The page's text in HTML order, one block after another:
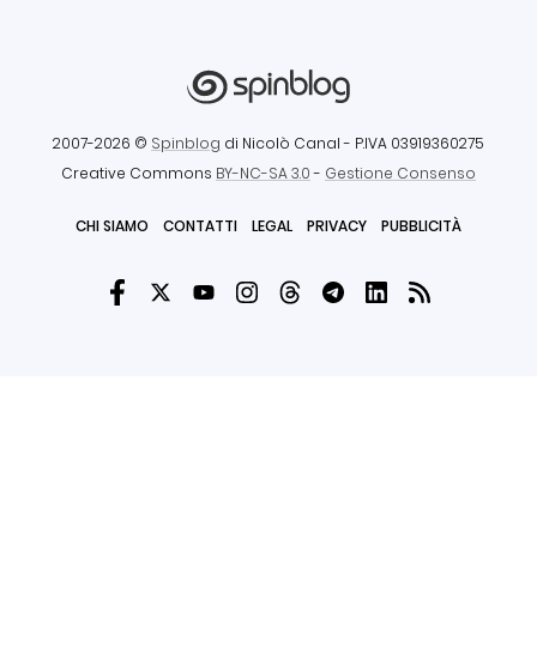
2007-2026 © Spinblog di Nicolò Canal - P.IVA 03919360275
Creative Commons BY-NC-SA 3.0- Gestione Consenso
CHI SIAMO CONTATTI LEGAL PRIVACY PUBBLICITÀ